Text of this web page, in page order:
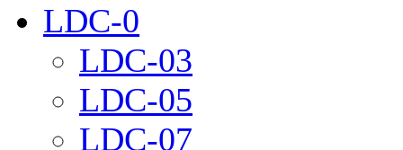
LDC-0
LDC-03
LDC-05
LDC-07